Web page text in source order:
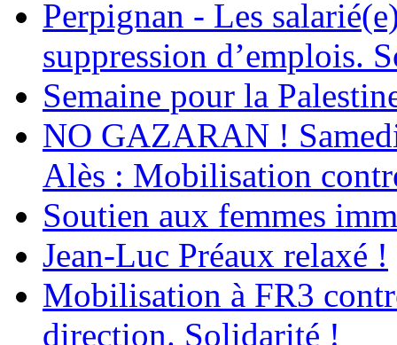
Perpignan - Les
suppression d’emplois.
Semaine pour la
NO GAZARAN !
Alès : Mobilisation
Soutien aux femmes
Jean-Luc Préaux relaxé !
Mobilisation à FR3
direction. Solidarité !